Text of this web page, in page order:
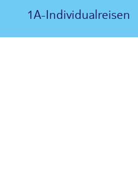
1A-Individualreisen